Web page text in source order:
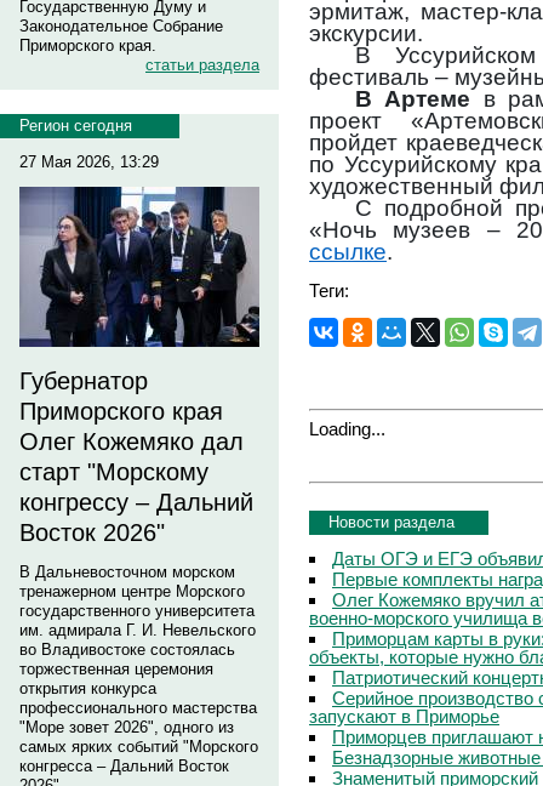
Государственную Думу и
Законодательное Собрание
Приморского края.
статьи раздела
Регион сегодня
27 Мая 2026, 13:29
Губернатор
Приморского края
Олег Кожемяко дал
старт "Морскому
конгрессу – Дальний
Восток 2026"
В Дальневосточном морском
тренажерном центре Морского
государственного университета
им. адмирала Г. И. Невельского
во Владивостоке состоялась
торжественная церемония
открытия конкурса
профессионального мастерства
"Море зовет 2026", одного из
самых ярких событий "Морского
конгресса – Дальний Восток
эрмитаж, мастер-
экскурсии.
В
фестиваль –
В Артемев
проект
пройдет
по Уссурийскому
художественный
С подробной
«Ночь музеев –
ссылке.
Теги:
Loading...
Новости раздела
Даты ОГЭ и ЕГЭ
Первые комплекты
Олег Кожемяко вручил
военно-морского училища
Приморцам карты в
объекты, которые нужно
Патриотический
Серийное производство
запускают в Приморье
Приморцев приглашают
Безнадзорные
Знаменитый